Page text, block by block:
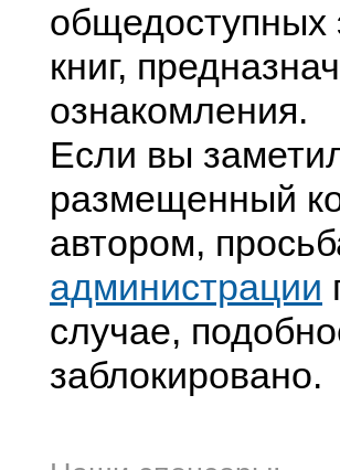
общедоступных
книг,
ознакомления.
Если вы
размещенный
автором,
администрации
случае,
заблокировано.